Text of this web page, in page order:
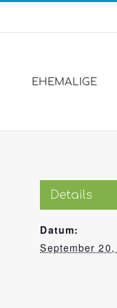
EHEMALIGE
Details
Datum:
September 20,